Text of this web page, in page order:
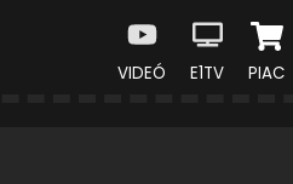
VIDEÓ E1TV PIAC